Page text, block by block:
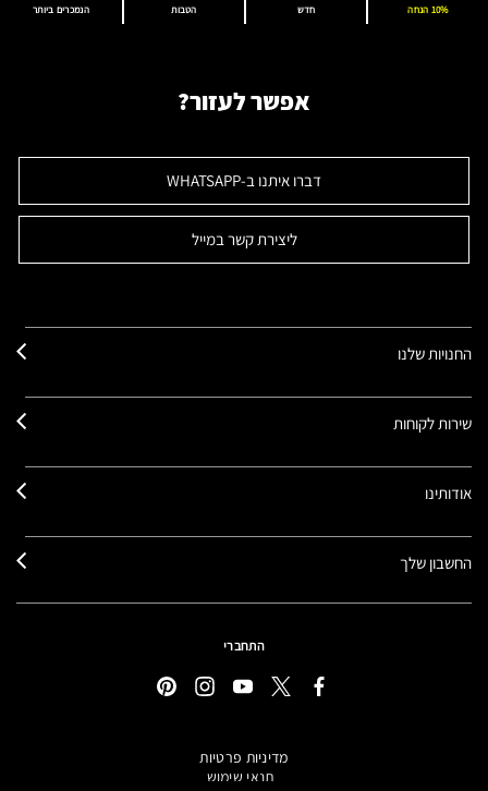
הנמכרים ביותר הטבות חדש 10% הנחה
אפשר לעזור?
דברו איתנו ב-WHATSAPP
ליצירת קשר במייל
החנויות שלנו
שירות לקוחות
אודותינו
החשבון שלך
התחברי
מדיניות פרטיות
תנאי שימוש